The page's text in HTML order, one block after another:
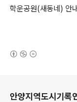
학운공원(새동네)
안양지역도시기록